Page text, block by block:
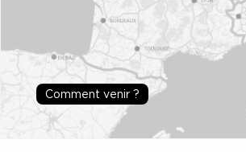
Comment venir ?